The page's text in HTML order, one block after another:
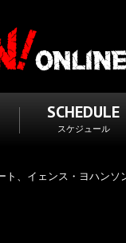
SCHEDULE
スケジュール
、イェンス・ヨハンソ